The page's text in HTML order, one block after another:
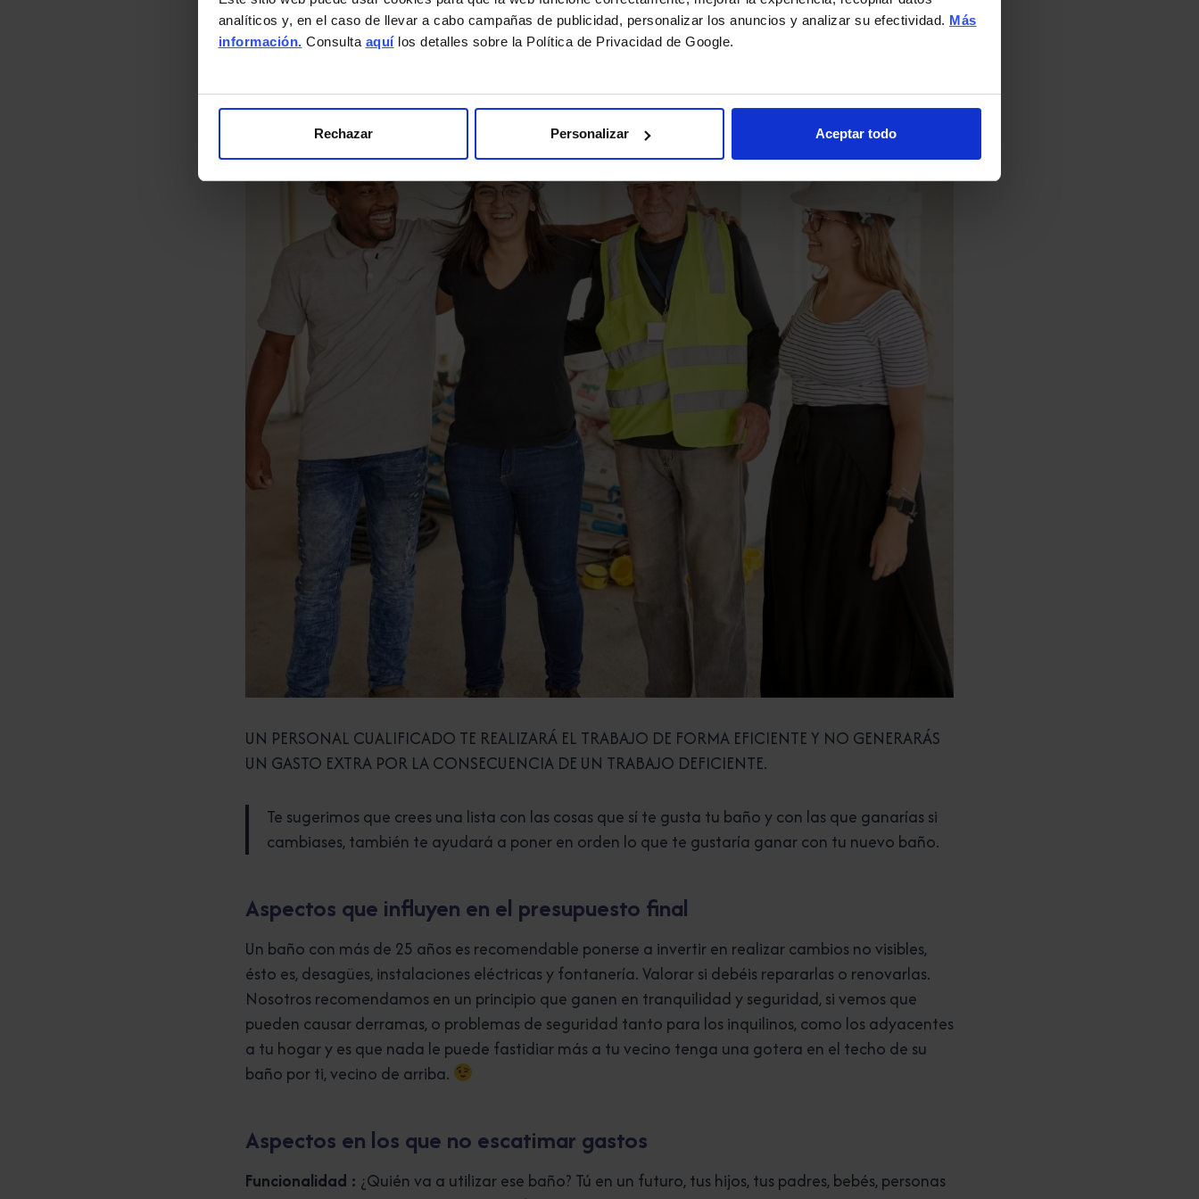
analíticos y, en el caso de llevar a cabo campañas de publicidad, personalizar los anuncios y analizar su efectividad. Más
información. Consulta aquílos detalles sobre la Política de Privacidad de Google.
Rechazar Personalizar Aceptar todo
UN PERSONAL CUALIFICADO TE REALIZARÁ EL TRABAJO DE FORMA EFICIENTE Y NO GENERARÁS
UN GASTO EXTRA POR LA CONSECUENCIA DE UN TRABAJO DEFICIENTE.
Te sugerimos que crees una lista con las cosas que sí te gusta tu baño y con las que ganarías si
cambiases, también te ayudará a poner en orden lo que te gustaría ganar con tu nuevo baño.
Aspectos que influyen en el presupuesto final
Un baño con más de 25 años es recomendable ponerse a invertir en realizar cambios no visibles,
ésto es, desagües, instalaciones eléctricas y fontanería. Valorar si debéis repararlas o renovarlas.
Nosotros recomendamos en un principio que ganen en tranquilidad y seguridad, si vemos que
pueden causar derramas, o problemas de seguridad tanto para los inquilinos, como los adyacentes
a tu hogar y es que nada le puede fastidiar más a tu vecino tenga una gotera en el techo de su
baño por ti, vecino de arriba.
Aspectos en los que no escatimar gastos
Funcionalidad : ¿Quién va a utilizar ese baño? Tú en un futuro, tus hijos, tus padres, bebés, personas